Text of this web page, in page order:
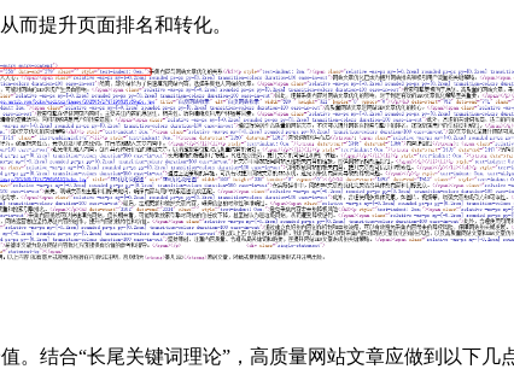
而提升页面排名和转化。
。结合“长尾关键词理论”，高质量网站文章应做到以下几